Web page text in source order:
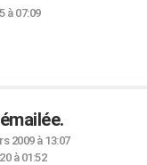
à 07:09
2009 à 13:07
à 01:52